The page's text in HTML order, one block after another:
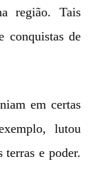
região. Tais
conquistas de
em certas
lutou
terras e poder.